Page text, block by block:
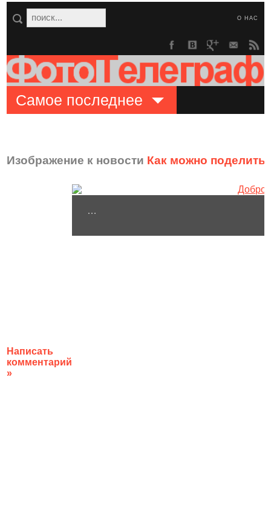
О НАС
Самое последнее
Изображение к новости Как можно
Написать
комментарий
»
…